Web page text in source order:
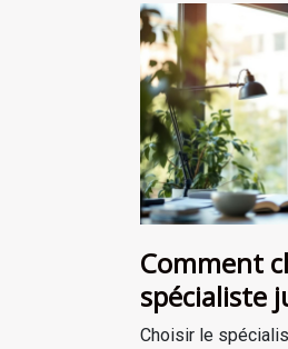
Comment
spécialiste
besoins ?
Choisir le